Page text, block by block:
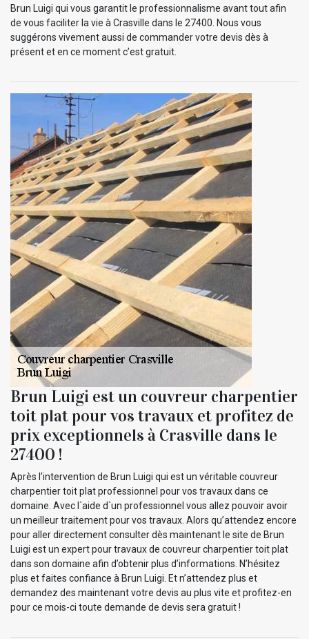
Brun Luigi qui vous garantit le professionnalisme avant tout afin
de vous faciliter la vie à Crasville dans le 27400. Nous vous
suggérons vivement aussi de commander votre devis dès à
présent et en ce moment c’est gratuit.
Brun Luigi est un couvreur charpentier
toit plat pour vos travaux et profitez de
prix exceptionnels à Crasville dans le
27400 !
Après l’intervention de Brun Luigi qui est un véritable couvreur
charpentier toit plat professionnel pour vos travaux dans ce
domaine. Avec l`aide d`un professionnel vous allez pouvoir avoir
un meilleur traitement pour vos travaux. Alors qu’attendez encore
pour aller directement consulter dès maintenant le site de Brun
Luigi est un expert pour travaux de couvreur charpentier toit plat
dans son domaine afin d’obtenir plus d’informations. N’hésitez
plus et faites confiance à Brun Luigi. Et n’attendez plus et
demandez des maintenant votre devis au plus vite et profitez-en
pour ce mois-ci toute demande de devis sera gratuit !